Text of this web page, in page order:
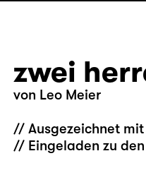
zwei
von Leo Meier
// Ausgezeichnet
// Eingeladen zu